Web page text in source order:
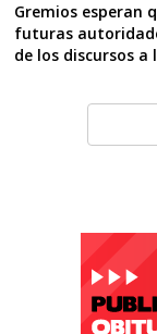
Gremios esperan
futuras
de los discursos a